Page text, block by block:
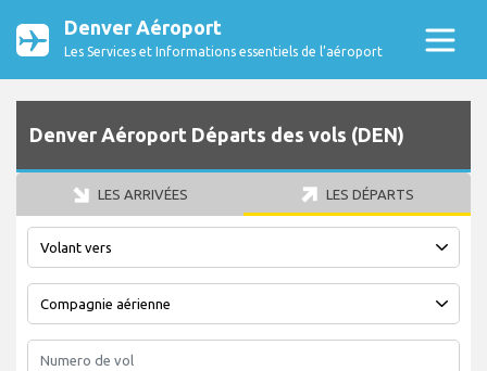
Denver Aéroport
Les Services et Informations essentiels de l’aéroport
Denver Aéroport Départs des vols (DEN)
LES ARRIVÉES LES DÉPARTS